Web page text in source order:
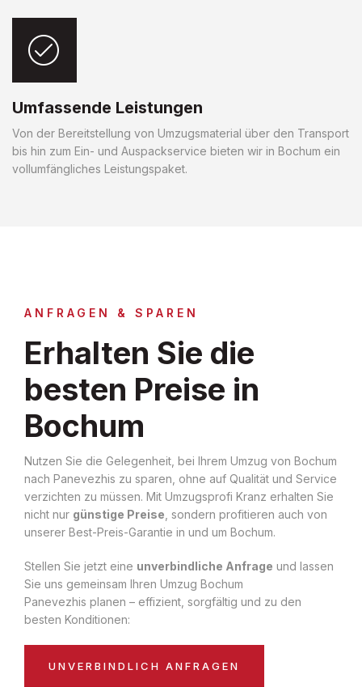
Umfassende Leistungen
Von der Bereitstellung von Umzugsmaterial über den Transport
bis hin zum Ein- und Auspackservice bieten wir in Bochum ein
vollumfängliches Leistungspaket.
ANFRAGEN & SPAREN
Erhalten Sie die
besten Preise in
Bochum
Nutzen Sie die Gelegenheit, bei Ihrem Umzug von Bochum
nach Panevezhis zu sparen, ohne auf Qualität und Service
verzichten zu müssen. Mit Umzugsprofi Kranz erhalten Sie
nicht nur günstige Preise , sondern profitieren auch von
unserer Best-Preis-Garantie in und um Bochum.
Stellen Sie jetzt eine unverbindliche Anfrage und lassen
Sie uns gemeinsam Ihren Umzug Bochum
Panevezhis planen – effizient, sorgfältig und zu den
besten Konditionen:
UNVERBINDLICH ANFRAGEN